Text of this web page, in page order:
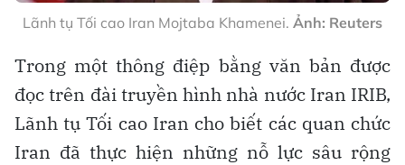
Lãnh tụ Tối cao Iran Mojtaba Khamenei. Ảnh: Reuters
Trong một thông điệp bằng văn bản được
đọc trên đài truyền hình nhà nước Iran IRIB,
Lãnh tụ Tối cao Iran cho biết các quan chức
Iran đã thực hiện những nỗ lực sâu rộng